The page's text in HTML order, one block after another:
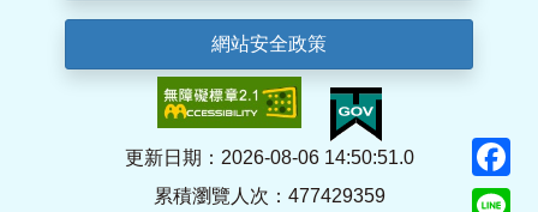
網站安全政策
更新日期：2026-08-06 14:50:51.0
累積瀏覽人次：477429359